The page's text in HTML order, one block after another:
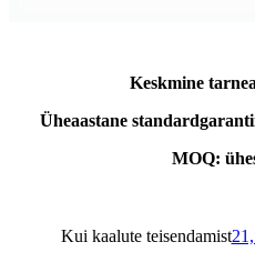
Keskmine
Üheaastane
MOQ:
Kui kaalute teisendamist